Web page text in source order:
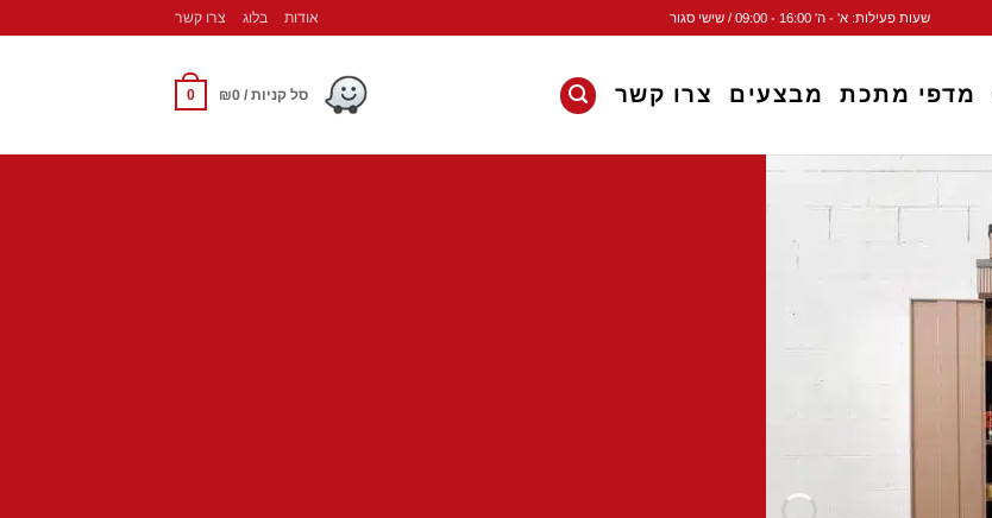
שעות פעילות: א' - ה' 16:00 - 09:00 / שישי סגור אודות בלוג צרו קשר
מדפי מתכת מבצעים צרו קשר סל קניות / ₪0
0
מדפים למחסן